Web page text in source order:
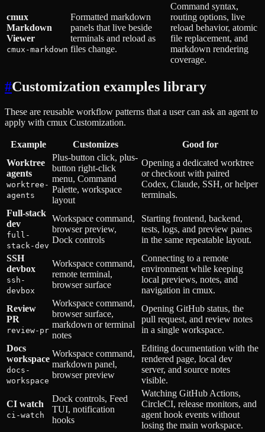
cmux
Markdown
Viewer
cmux-markdown
Formatted markdown
panels that live beside
terminals and reload as
files change.
Command syntax,
routing options, live
reload behavior, atomic
file replacement, and
markdown rendering
coverage.
#Customization examples library
These are reusable workflow patterns that a user can ask an agent to
apply with cmux Customization.
Example Customizes
Good for
Worktree
agents
worktree-
agents
Plus-button click, plus-
button right-click
menu, Command
Palette, workspace
layout
Opening a dedicated worktree
or checkout with paired
Codex, Claude, SSH, or helper
terminals.
Full-stack
dev
full-
stack-dev
Workspace command,
browser preview,
Dock controls
Starting frontend, backend,
tests, logs, and preview panes
in the same repeatable layout.
SSH
devbox
ssh-
devbox
Workspace command,
remote terminal,
browser surface
Connecting to a remote
environment while keeping
local previews, notes, and
navigation in cmux.
Review
PR
review-pr
Workspace command,
browser surface,
markdown or terminal
notes
Opening GitHub status, the
pull request, and review notes
in a single workspace.
Docs
workspace
docs-
workspace
Workspace command,
markdown panel,
browser preview
Editing documentation with the
rendered page, local dev
server, and source notes
visible.
CI watch
ci-watch
Dock controls, Feed
TUI, notification
hooks
Watching GitHub Actions,
CircleCI, release monitors, and
agent hook events without
losing the main workspace.